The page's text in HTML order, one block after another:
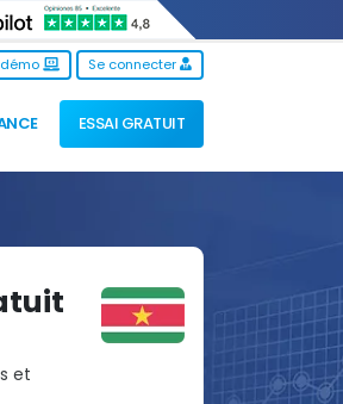
Se connecter
ESSAI GRATUIT
et